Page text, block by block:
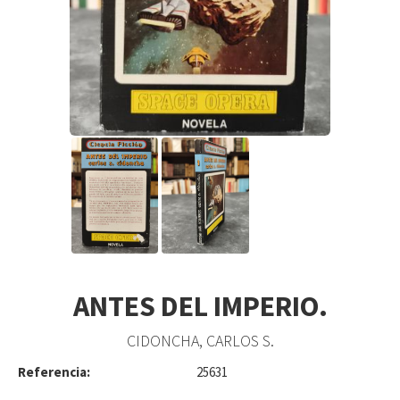
ANTES DEL IMPERIO.
CIDONCHA, CARLOS S.
Referencia: 25631